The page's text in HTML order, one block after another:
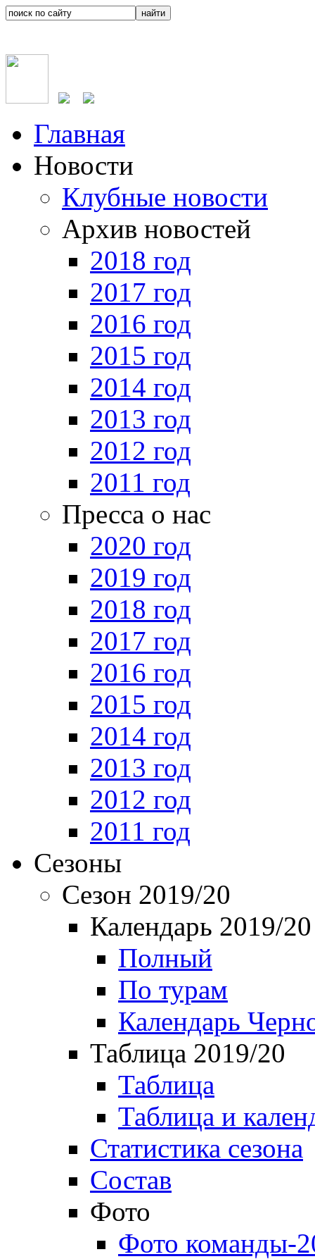
Главная
Новости
Клубные новости
Архив новостей
2018 год
2017 год
2016 год
2015 год
2014 год
2013 год
2012 год
2011 год
Пресса о нас
2020 год
2019 год
2018 год
2017 год
2016 год
2015 год
2014 год
2013 год
2012 год
2011 год
Сезоны
Сезон 2019/20
Календарь 2019/20
Полный
По турам
Календарь
Таблица 2019/20
Таблица
Таблица и
Статистика сезона
Состав
Фото
Фото команды-